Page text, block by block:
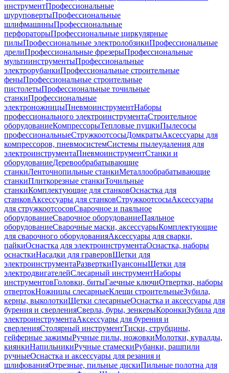
инструментПрофессиональные
шуруповертыПрофессиональные
шлифмашиныПрофессиональные
перфораторыПрофессиональные циркулярные
пилыПрофессиональные электролобзикиПрофессиональные
дрелиПрофессиональные фрезерыПрофессиональные
мультиинструментыПрофессиональные
электрорубанкиПрофессиональные строительные
феныПрофессиональные строительные
пистолетыПрофессиональные точильные
станкиПрофессиональные
электроножницыПневмоинструментНаборы
профессионального электроинструментаСтроительное
оборудованиеКомпрессорыТепловые пушкиПылесосы
профессиональныеСтружкоотсосыДомкратыАксессуары для
компрессоров, пневмосистемСистемы пылеудаления для
электроинструментаПневмоинструментСтанки и
оборудованиеДеревообрабатывающие
станкиЛенточнопильные станкиМеталлообрабатывающие
станкиПлиткорезные станкиТочильные
станкиКомплектующие для станковОснастка для
станковАксессуары для станковСтружкоотсосыАксессуары
для стружкоотсосовСварочное и паяльное
оборудованиеСварочное оборудованиеПаяльное
оборудованиеСварочные маски, аксессуарыКомплектующие
для сварочного оборудованияАксессуары для сварки,
пайкиОснастка для электроинструментаОснастка, наборы
оснасткиНасадки для граверовЩетки для
электроинструментаРазверткиПуансоныЩетки для
электродвигателейСлесарный инструментНаборы
инструментовГоловки, битыГаечные ключиОтвертки, наборы
отвертокНожницы слесарныеКлещи строительныеЗубила,
керны, выколоткиЩетки слесарныеОснастка и аксессуары для
бурения и сверленияСверла, буры, зенкерыКоронкиЗубила для
электроинструментаАксессуары для бурения и
сверленияСтолярный инструментТиски, струбцины,
гейферные зажимыРучные пилы, ножовкиМолотки, кувалды,
киянкиНапильникиРучные стамескиРубанки, рашпили
ручныеОснастка и аксессуары для резания и
шлифованияОтрезные, пильные дискиПильные полотна для